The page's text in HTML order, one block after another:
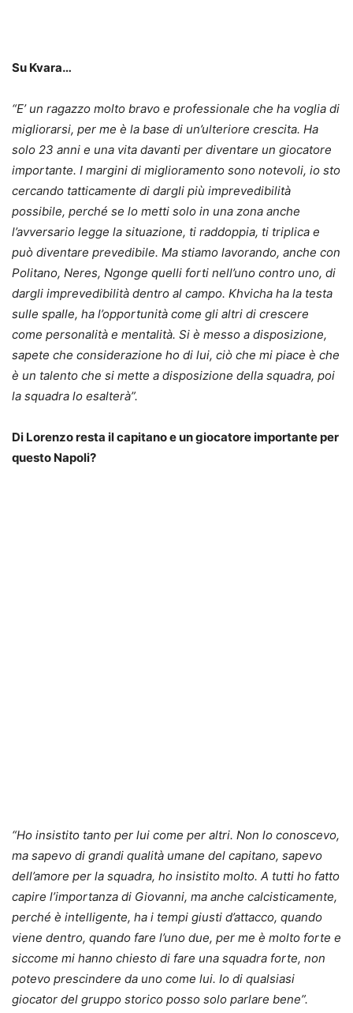
Su Kvara…
“E’ un ragazzo molto bravo e professionale che ha voglia di
migliorarsi, per me è la base di un’ulteriore crescita. Ha
solo 23 anni e una vita davanti per diventare un giocatore
importante. I margini di miglioramento sono notevoli, io sto
cercando tatticamente di dargli più imprevedibilità
possibile, perché se lo metti solo in una zona anche
l’avversario legge la situazione, ti raddoppia, ti triplica e
può diventare prevedibile. Ma stiamo lavorando, anche con
Politano, Neres, Ngonge quelli forti nell’uno contro uno, di
dargli imprevedibilità dentro al campo. Khvicha ha la testa
sulle spalle, ha l’opportunità come gli altri di crescere
come personalità e mentalità. Si è messo a disposizione,
sapete che considerazione ho di lui, ciò che mi piace è che
è un talento che si mette a disposizione della squadra, poi
la squadra lo esalterà”.
Di Lorenzo resta il capitano e un giocatore importante per
questo Napoli?
“Ho insistito tanto per lui come per altri. Non lo conoscevo,
ma sapevo di grandi qualità umane del capitano, sapevo
dell’amore per la squadra, ho insistito molto. A tutti ho fatto
capire l’importanza di Giovanni, ma anche calcisticamente,
perché è intelligente, ha i tempi giusti d’attacco, quando
viene dentro, quando fare l’uno due, per me è molto forte e
siccome mi hanno chiesto di fare una squadra forte, non
potevo prescindere da uno come lui. Io di qualsiasi
giocator del gruppo storico posso solo parlare bene”.